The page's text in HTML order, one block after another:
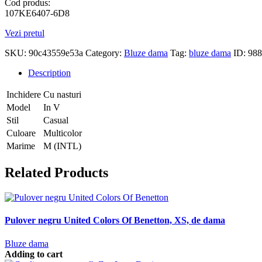
Cod produs:
107KE6407-6D8
Vezi pretul
SKU: 90c43559e53a Category: Bluze dama Tag: bluze dama ID:
Description
Inchidere Cu nasturi
Model
In V
Stil
Casual
Culoare
Multicolor
Marime
M (INTL)
Related Products
Pulover negru United Colors Of Benetton, XS, de dama
Bluze dama
Adding to cart